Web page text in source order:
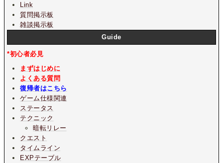
Link
質問掲示板
雑談掲示板
Guide
*初心者必見
まずはじめに
よくある質問
復帰者はこちら
ゲーム仕様関連
ステータス
テクニック
暗転リレー
クエスト
タイムライン
EXPテーブル